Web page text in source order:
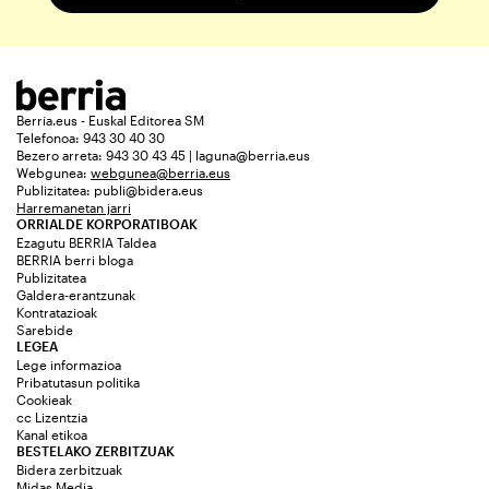
Berria.eus - Euskal Editorea SM
Telefonoa: 943 30 40 30
Bezero arreta: 943 30 43 45 | laguna@berria.eus
Webgunea: webgunea@berria.eus
Publizitatea: publi@bidera.eus
Harremanetan jarri
ORRIALDE KORPORATIBOAK
Ezagutu BERRIA Taldea
BERRIA berri bloga
Publizitatea
Galdera-erantzunak
Kontratazioak
Sarebide
LEGEA
Lege informazioa
Pribatutasun politika
Cookieak
cc Lizentzia
Kanal etikoa
BESTELAKO ZERBITZUAK
Bidera zerbitzuak